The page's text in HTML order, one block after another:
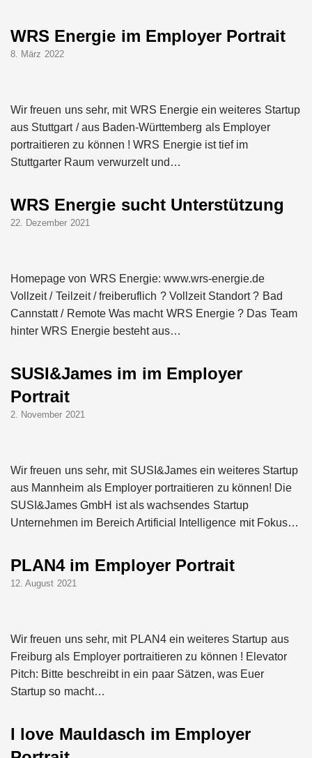
WRS Energie im Employer Portrait
8. März 2022
Wir freuen uns sehr, mit WRS Energie ein weiteres Startup
aus Stuttgart / aus Baden-Württemberg als Employer
portraitieren zu können ! WRS Energie ist tief im
Stuttgarter Raum verwurzelt und…
WRS Energie sucht Unterstützung
22. Dezember 2021
Homepage von WRS Energie: www.wrs-energie.de
Vollzeit / Teilzeit / freiberuflich ? Vollzeit Standort ? Bad
Cannstatt / Remote Was macht WRS Energie ? Das Team
hinter WRS Energie besteht aus…
SUSI&James im im Employer
Portrait
2. November 2021
Wir freuen uns sehr, mit SUSI&James ein weiteres Startup
aus Mannheim als Employer portraitieren zu können! Die
SUSI&James GmbH ist als wachsendes Startup
Unternehmen im Bereich Artificial Intelligence mit Fokus…
PLAN4 im Employer Portrait
12. August 2021
Wir freuen uns sehr, mit PLAN4 ein weiteres Startup aus
Freiburg als Employer portraitieren zu können ! Elevator
Pitch: Bitte beschreibt in ein paar Sätzen, was Euer
Startup so macht…
I love Mauldasch im Employer